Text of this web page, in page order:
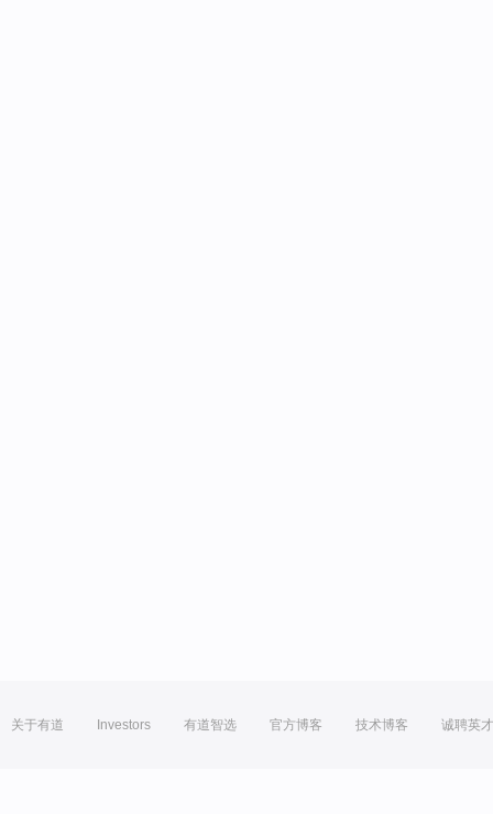
关于有道 Investors 有道智选 官方博客 技术博客 诚聘英才